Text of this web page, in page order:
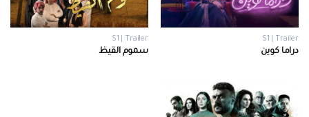
S1 | Trailer
دراما كوين
S1 | Trailer
سموم القيظ